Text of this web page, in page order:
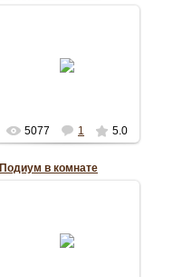
5077 1 5.0
Подиум в комнате